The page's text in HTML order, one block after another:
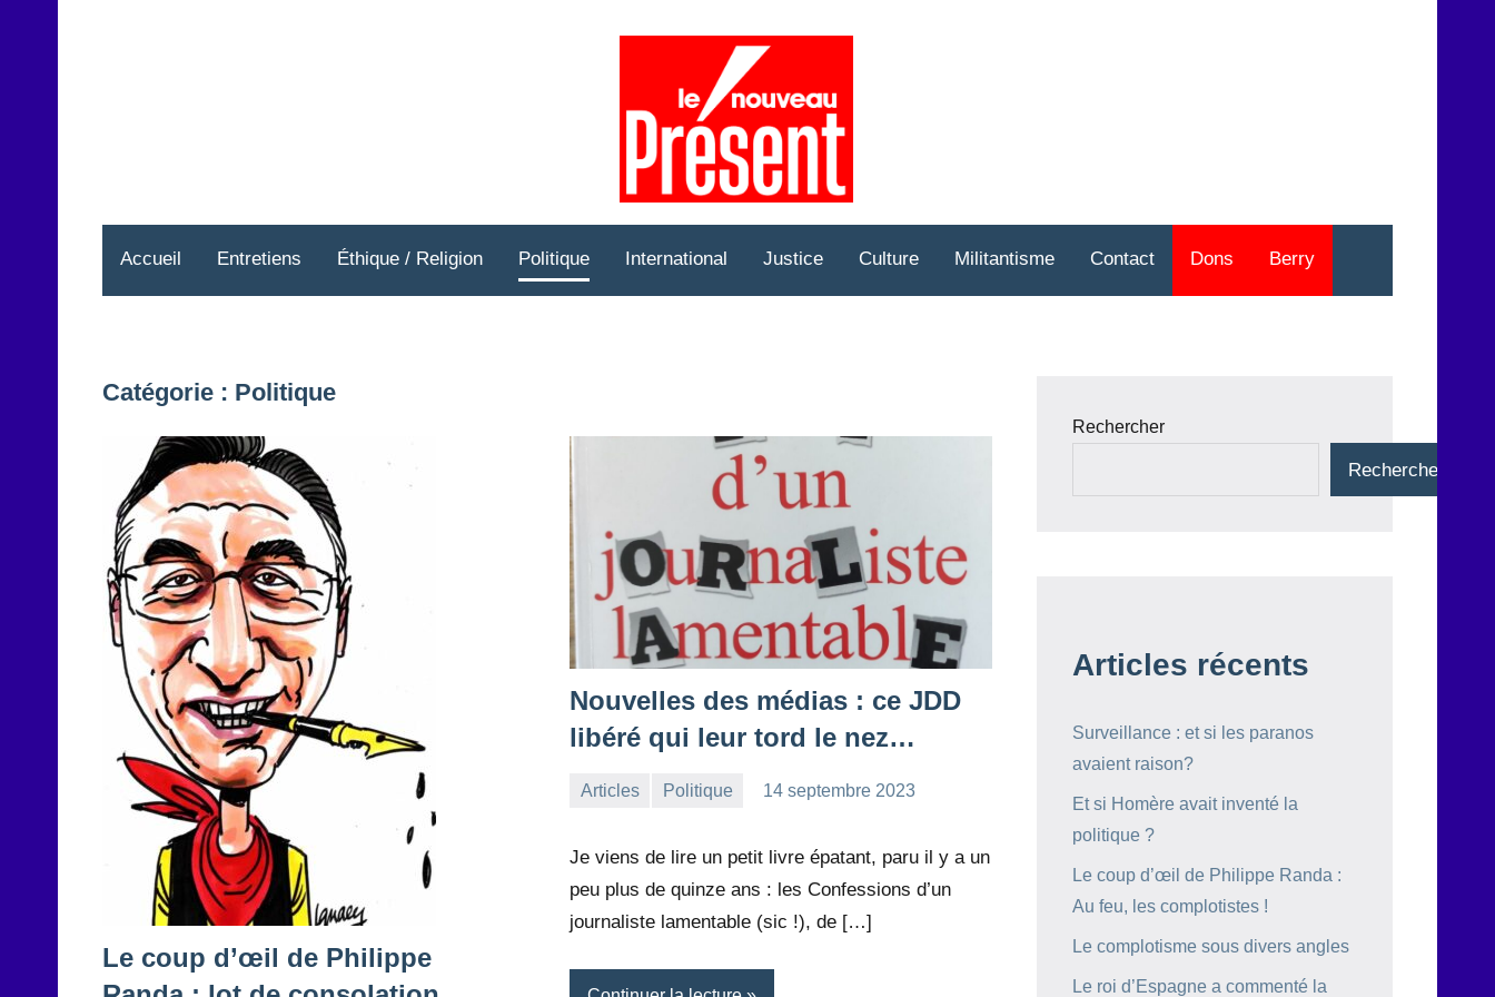
Accueil Entretiens Éthique / Religion Politique International Justice Culture Militantisme Contact Dons Berry
Catégorie : Politique
Le coup d’œil de Philippe
Nouvelles des médias : ce JDD
libéré qui leur tord le nez…
Articles Politique
14 septembre 2023
Je viens de lire un petit livre épatant, paru il y a un
peu plus de quinze ans : les Confessions d’un
journaliste lamentable (sic !), de […]
Rechercher
Rechercher
Articles récents
Surveillance : et si les paranos
avaient raison?
Et si Homère avait inventé la
politique ?
Le coup d’œil de Philippe Randa :
Au feu, les complotistes !
Le complotisme sous divers angles
Le roi d’Espagne a commenté la